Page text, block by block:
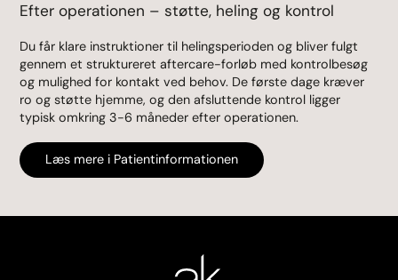
Efter operationen – støtte, heling og kontrol
Du får klare instruktioner til helingsperioden og bliver fulgt
gennem et struktureret aftercare-forløb med kontrolbesøg
og mulighed for kontakt ved behov. De første dage kræver
ro og støtte hjemme, og den afsluttende kontrol ligger
typisk omkring 3-6 måneder efter operationen.
Læs mere i Patientinformationen